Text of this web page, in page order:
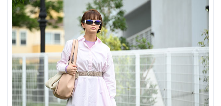
2.3 ナギサ（大森南朋）の状況をだいたい把握したメイ
（多部未華子）が取った行動は…
2.4 忙しいを理由に恋を後回しにしていたメイ（多部未華
子）。すると田所（瀬戸康史）から愛の告白が…
2.5 意気消沈の田所（瀬戸康史）が帰路で見てしまったも
のは！？メイ（多部未華子）とナギサ（大森南朋）の…
3.『私の家政夫ナギサさん』第7話あらすじ・ネタバレ感
想まとめ